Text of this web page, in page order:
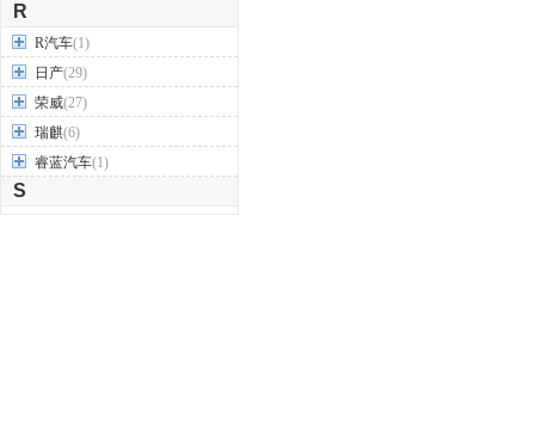
R
R汽车(1)
日产(29)
荣威(27)
瑞麒(6)
睿蓝汽车(1)
S